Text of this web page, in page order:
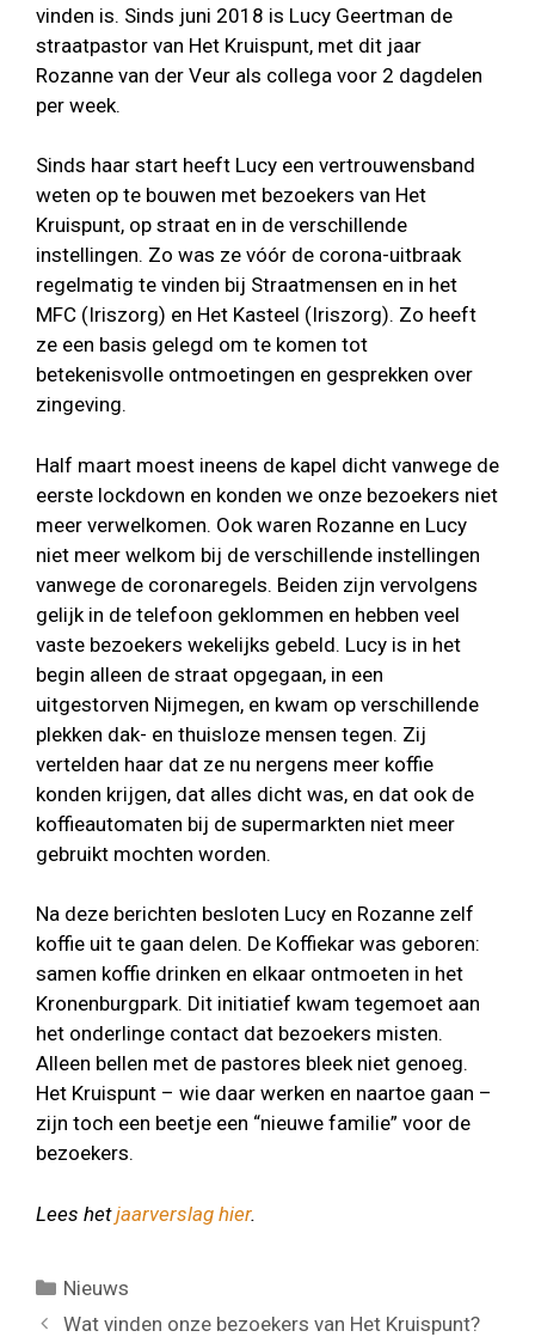
vinden is. Sinds juni 2018 is Lucy Geertman de
straatpastor van Het Kruispunt, met dit jaar
Rozanne van der Veur als collega voor 2 dagdelen
per week.
Sinds haar start heeft Lucy een vertrouwensband
weten op te bouwen met bezoekers van Het
Kruispunt, op straat en in de verschillende
instellingen. Zo was ze vóór de corona-uitbraak
regelmatig te vinden bij Straatmensen en in het
MFC (Iriszorg) en Het Kasteel (Iriszorg). Zo heeft
ze een basis gelegd om te komen tot
betekenisvolle ontmoetingen en gesprekken over
zingeving.
Half maart moest ineens de kapel dicht vanwege de
eerste lockdown en konden we onze bezoekers niet
meer verwelkomen. Ook waren Rozanne en Lucy
niet meer welkom bij de verschillende instellingen
vanwege de coronaregels. Beiden zijn vervolgens
gelijk in de telefoon geklommen en hebben veel
vaste bezoekers wekelijks gebeld. Lucy is in het
begin alleen de straat opgegaan, in een
uitgestorven Nijmegen, en kwam op verschillende
plekken dak- en thuisloze mensen tegen. Zij
vertelden haar dat ze nu nergens meer koffie
konden krijgen, dat alles dicht was, en dat ook de
koffieautomaten bij de supermarkten niet meer
gebruikt mochten worden.
Na deze berichten besloten Lucy en Rozanne zelf
koffie uit te gaan delen. De Koffiekar was geboren:
samen koffie drinken en elkaar ontmoeten in het
Kronenburgpark. Dit initiatief kwam tegemoet aan
het onderlinge contact dat bezoekers misten.
Alleen bellen met de pastores bleek niet genoeg.
Het Kruispunt – wie daar werken en naartoe gaan –
zijn toch een beetje een “nieuwe familie” voor de
bezoekers.
Lees hetjaarverslag hier.
Categorieën
Nieuws
Wat vinden onze bezoekers van Het Kruispunt?